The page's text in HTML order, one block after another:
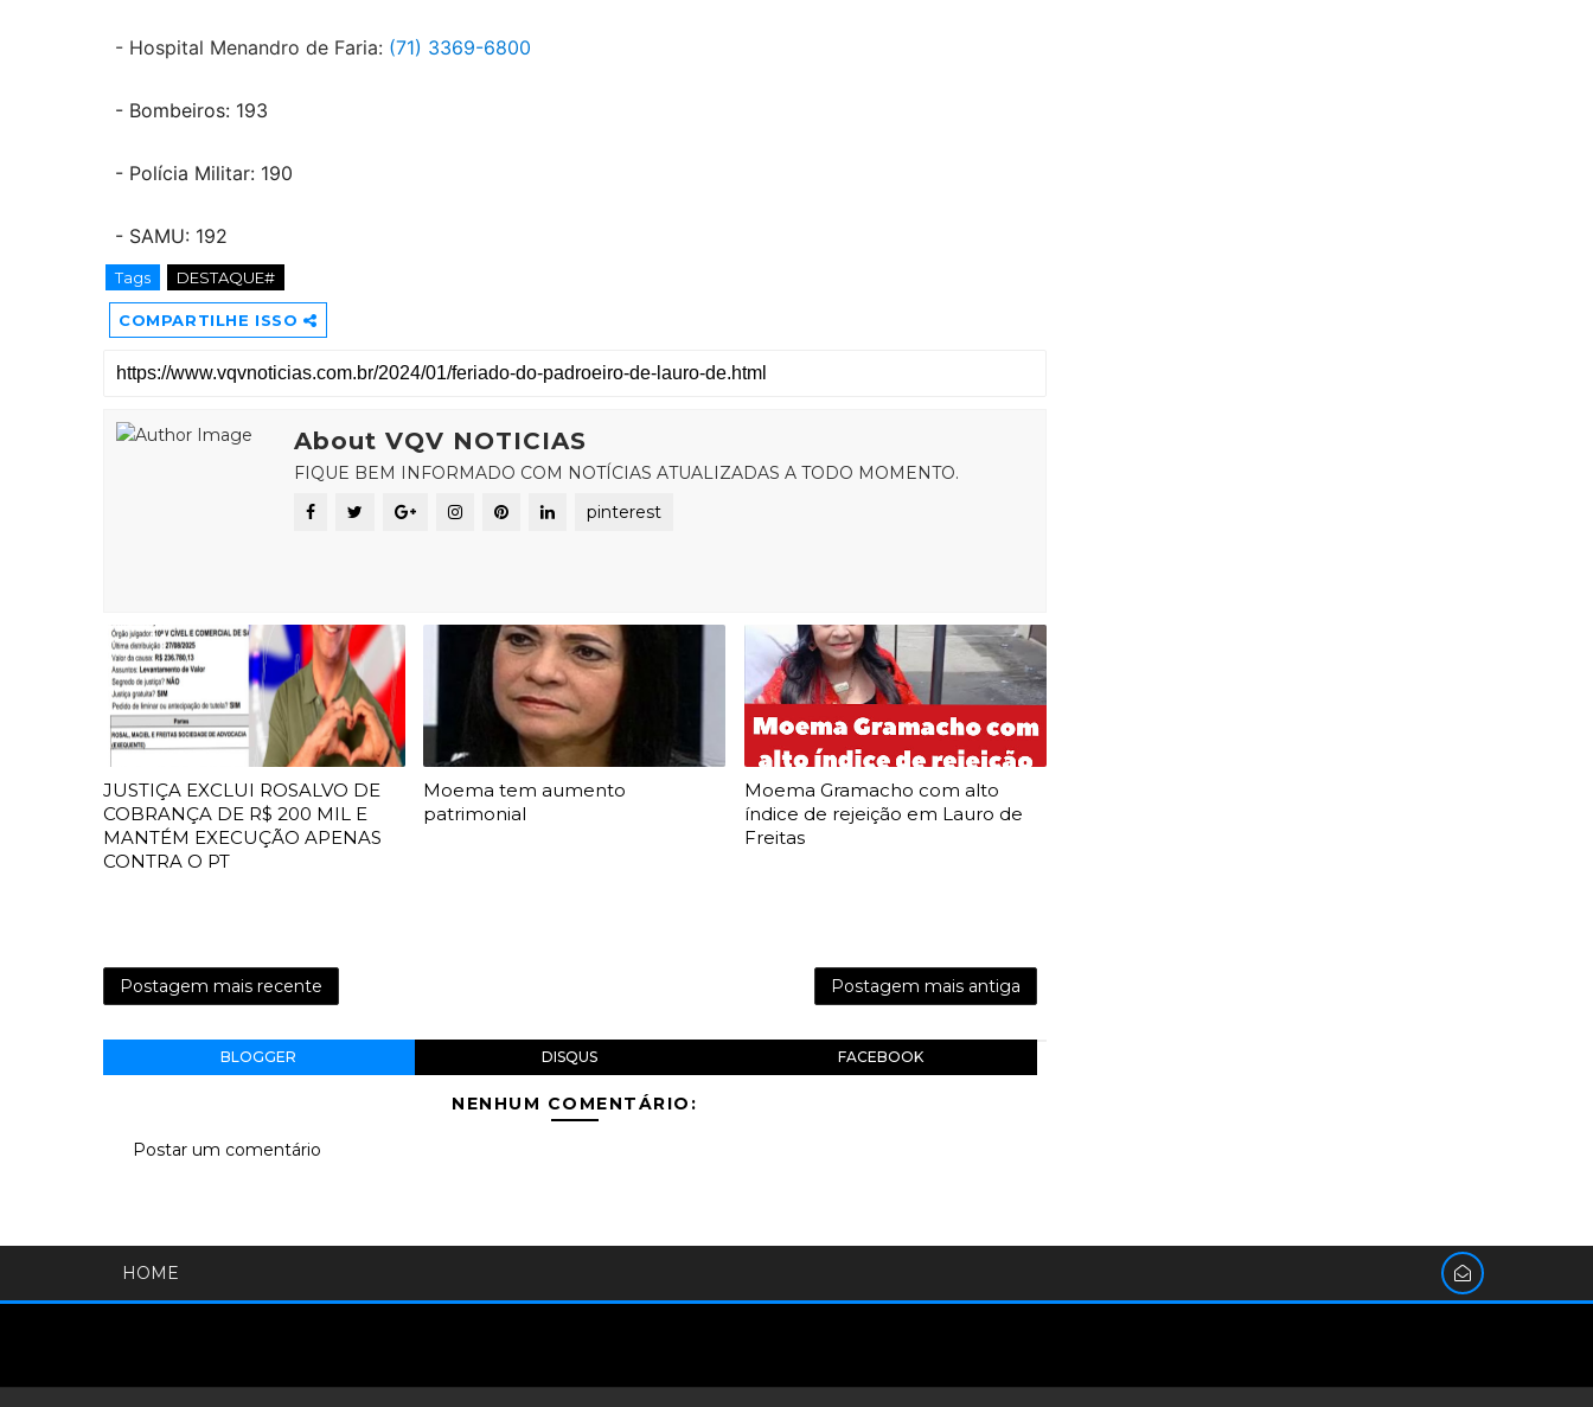
- Hospital Menandro de Faria: (71) 3369-6800
- Bombeiros: 193
- Polícia Militar: 190
- SAMU: 192
Tags DESTAQUE#
COMPARTILHE ISSO
About VQV NOTICIAS
FIQUE BEM INFORMADO COM NOTÍCIAS ATUALIZADAS A TODO MOMENTO.
pinterest
JUSTIÇA EXCLUI ROSALVO DE
COBRANÇA DE R$ 200 MIL E
MANTÉM EXECUÇÃO APENAS
CONTRA O PT
Moema tem aumento
patrimonial
Moema Gramacho com alto
índice de rejeição em Lauro de
Freitas
Postagem mais recente Postagem mais antiga
BLOGGER DISQUS FACEBOOK
NENHUM COMENTÁRIO:
Postar um comentário
HOME